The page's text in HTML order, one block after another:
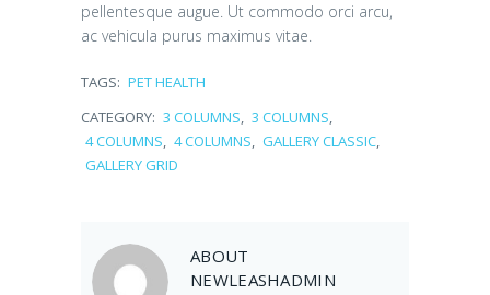
pellentesque augue. Ut commodo orci arcu,
ac vehicula purus maximus vitae.
TAGS: PET HEALTH
CATEGORY: 3 COLUMNS, 3 COLUMNS,
4 COLUMNS, 4 COLUMNS, GALLERY CLASSIC,
GALLERY GRID
ABOUT
NEWLEASHADMIN
April 23, 2020